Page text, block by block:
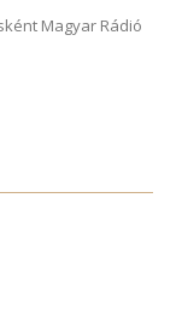
Magyar Rádió